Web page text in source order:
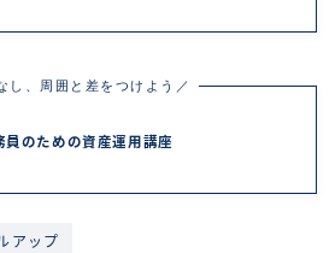
し、周囲と差をつけよう／
員のための資産運用講座
アップ